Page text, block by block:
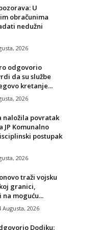
U
obračunima
nedužni
2026
odgovorio
da su službe
kretanje...
2026
naložila povratak
JP Komunalno
postupak
2026
traži vojsku
granici,
moguću...
Augusta, 2026
Dodiku: